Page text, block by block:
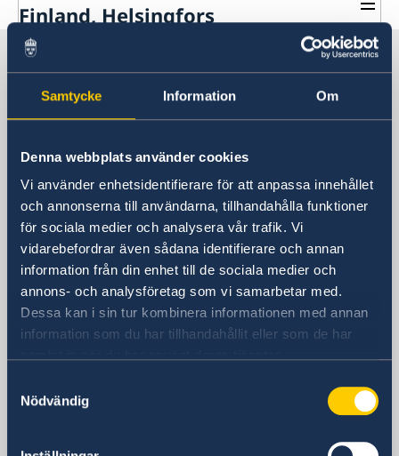
Samtycke Information Om
Denna webbplats använder cookies
Vi använder enhetsidentifierare för att anpassa innehållet
och annonserna till användarna, tillhandahålla funktioner
för sociala medier och analysera vår trafik. Vi
vidarebefordrar även sådana identifierare och annan
information från din enhet till de sociala medier och
annons- och analysföretag som vi samarbetar med.
Dessa kan i sin tur kombinera informationen med annan
information som du har tillhandahållit eller som de har
Nödvändig
Finland, Helsingfors
Contact
Current
News
Calendar
Sweden in Finland, Helsingfors
Sweden's embassy
Visiting address
Norra esplanaden 7
Helsingfors
Postal address
Sveriges ambassad
PB 168
FIN-00131 Helsingfors
Finland
Phone
+358 9 6877 660
ambassaden.helsingfors@gov.se